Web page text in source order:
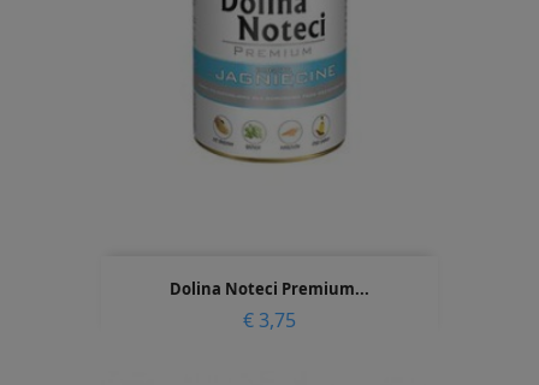
Dolina Noteci Premium...
Prijs
€ 3,75